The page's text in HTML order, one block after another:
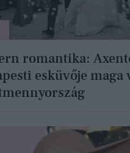
romantika:
esküvője maga